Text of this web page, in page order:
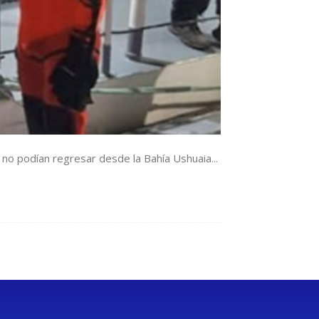
podían regresar desde la Bahía Ushuaia...